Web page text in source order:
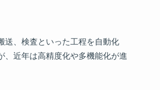
送、検査といった工程を自動化
、近年は高精度化や多機能化が進